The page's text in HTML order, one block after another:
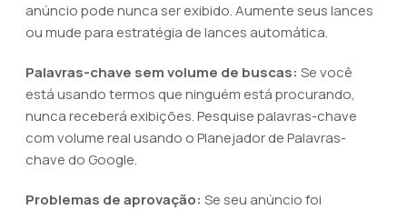
anúncio pode nunca ser exibido. Aumente seus lances
ou mude para estratégia de lances automática.
Palavras-chave sem volume de buscas: Se você
está usando termos que ninguém está procurando,
nunca receberá exibições. Pesquise palavras-chave
com volume real usando o Planejador de Palavras-
chave do Google.
Problemas de aprovação: Se seu anúncio foi